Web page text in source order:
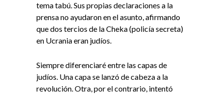
tema tabú. Sus propias declaraciones a la
prensa no ayudaron en el asunto, afirmando
que dos tercios de la Cheka (policía secreta)
en Ucrania eran judíos.
Siempre diferenciaré entre las capas de
judíos. Una capa se lanzó de cabeza a la
revolución. Otra, por el contrario, intentó